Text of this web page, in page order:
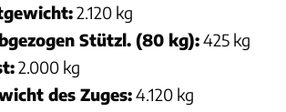
2.120 kg
Stützl. (80 kg):425 kg
2.000 kg
des Zuges:4.120 kg